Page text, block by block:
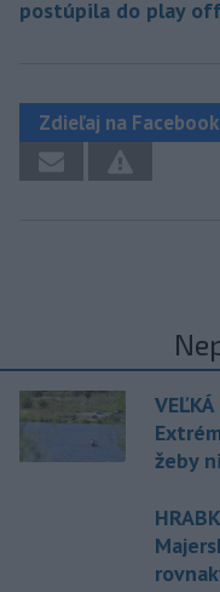
postúpila do play
Zdieľaj na
žeby